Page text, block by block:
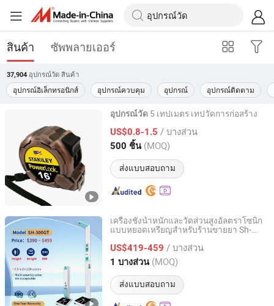
สินค้า ซัพพลายเออร์
37,904 อุปกรณ์วัด สินค้า
อุปกรณ์อิเล็กทรอนิกส์ อุปกรณ์ควบคุม อุปกรณ์ อุปกรณ์ติดตาม
อุปกรณ์วัด 5 เทปเมตร เทปวัดการก่อสร้าง
US$0.8-1.5 / บางส่วน
500 ชิ้น (MOQ)
ส่งแบบสอบถาม
Shang Qiu Feng Li Measuring Tools Co., Ltd
Henan, China อัตราจาก 2025
เครื่องชั่งน้ำหนักและวัดส่วนสูงอัลตราโซนิก
แบบหยอดเหรียญสำหรับร้านขายยา Sh-
US$419-459 / บางส่วน
1 บางส่วน (MOQ)
ส่งแบบสอบถาม
Zhengzhou Shanghe Electronic Technology Co., Ltd.
Henan, China อัตราจาก 2022